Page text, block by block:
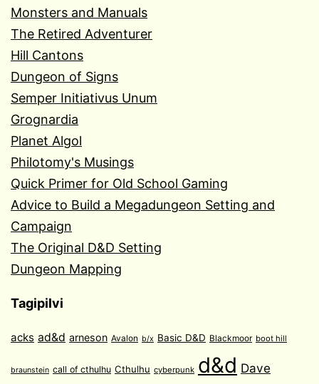
Monsters and Manuals
The Retired Adventurer
Hill Cantons
Dungeon of Signs
Semper Initiativus Unum
Grognardia
Planet Algol
Philotomy's Musings
Quick Primer for Old School Gaming
Advice to Build a Megadungeon Setting and
Campaign
The Original D&D Setting
Dungeon Mapping
Tagipilvi
acks ad&d arneson Avalon b/x Basic D&D Blackmoor boot hill
braunstein call of cthulhu Cthulhu cyberpunk d&d Dave